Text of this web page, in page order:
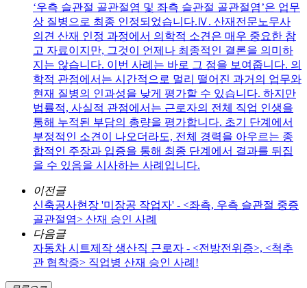
‘우측 슬관절 골관절염 및 좌측 슬관절 골관절염’은 업무
상 질병으로 최종 인정되었습니다.Ⅳ. 산재전문노무사
의견 산재 인정 과정에서 의학적 소견은 매우 중요한 참
고 자료이지만, 그것이 언제나 최종적인 결론을 의미하
지는 않습니다. 이번 사례는 바로 그 점을 보여줍니다. 의
학적 관점에서는 시간적으로 멀리 떨어진 과거의 업무와
현재 질병의 인과성을 낮게 평가할 수 있습니다. 하지만
법률적, 사실적 관점에서는 근로자의 전체 직업 인생을
통해 누적된 부담의 총량을 평가합니다. 초기 단계에서
부정적인 소견이 나오더라도, 전체 경력을 아우르는 종
합적인 주장과 입증을 통해 최종 단계에서 결과를 뒤집
을 수 있음을 시사하는 사례입니다.
이전글
신축공사현장 '미장공 작업자' - <좌측, 우측 슬관절 중증
골관절염> 산재 승인 사례
다음글
자동차 시트제작 생산직 근로자 - <전방전위증>, <척추
관 협착증> 직업병 산재 승인 사례!